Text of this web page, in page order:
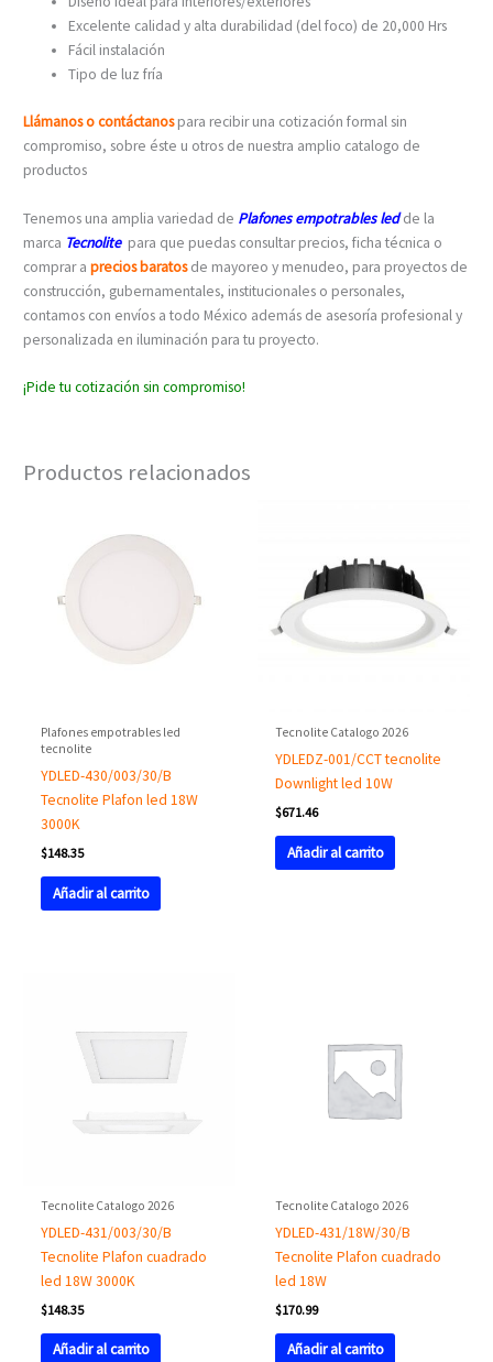
Excelente calidad y alta durabilidad (del foco) de 20,000 Hrs
Fácil instalación
Tipo de luz fría
Llámanos o contáctanospara recibir una cotización formal sin
compromiso, sobre éste u otros de nuestra amplio catalogo de
productos
Tenemos una amplia variedad de Plafones empotrables ledde la
marca Tecnolite para que puedas consultar precios, ficha técnica o
comprar aprecios baratosde mayoreo y menudeo, para proyectos de
construcción, gubernamentales, institucionales o personales,
contamos con envíos a todo México además de asesoría profesional y
personalizada en iluminación para tu proyecto.
¡Pide tu cotización sin compromiso!
Productos relacionados
Plafones empotrables led
tecnolite
YDLED-430/003/30/B
Tecnolite Plafon led 18W
3000K
$148.35
Añadir al carrito
Tecnolite Catalogo 2026
YDLEDZ-001/CCT tecnolite
Downlight led 10W
$671.46
Añadir al carrito
Tecnolite Catalogo 2026
YDLED-431/003/30/B
Tecnolite Plafon cuadrado
led 18W 3000K
$148.35
Añadir al carrito
Tecnolite Catalogo 2026
YDLED-431/18W/30/B
Tecnolite Plafon cuadrado
led 18W
$170.99
Añadir al carrito